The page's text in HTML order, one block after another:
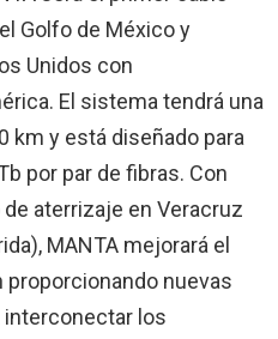
Golfo de México y
Unidos con
El sistema tendrá una
km y está diseñado para
por par de fibras. Con
aterrizaje en Veracruz
MANTA mejorará el
nuevas
interconectar los